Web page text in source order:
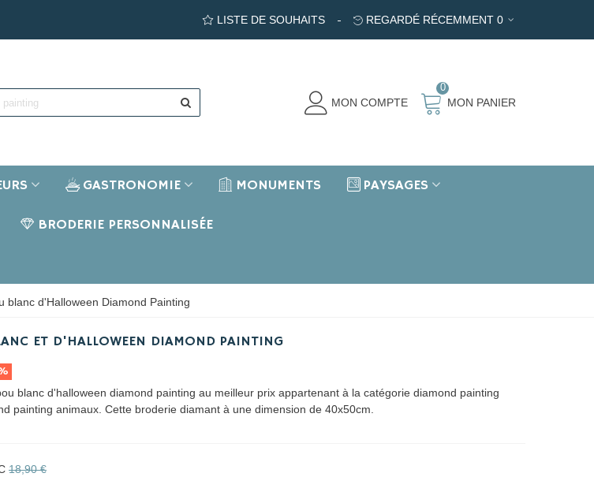
LISTE DE SOUHAITS REGARDÉ RÉCEMMENT 0
MON COMPTE
0
MON PANIER
GASTRONOMIE MONUMENTS PAYSAGES
BRODERIE PERSONNALISÉE
blanc d'Halloween Diamond Painting
ET D'HALLOWEEN DIAMOND PAINTING
blanc d'halloween diamond painting au meilleur prix appartenant à la catégorie diamond painting
painting animaux. Cette broderie diamant à une dimension de 40x50cm.
18,90 €